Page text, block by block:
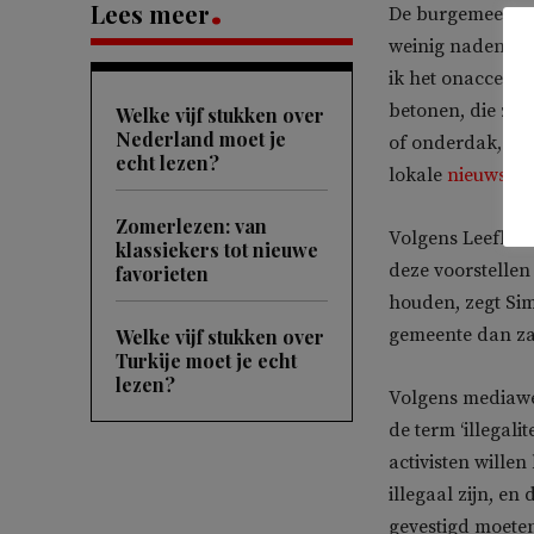
Lees meer
Welke vijf stukken over
Nederland moet je
echt lezen?
Zomerlezen: van
klassiekers tot nieuwe
favorieten
Welke vijf stukken over
Turkije moet je echt
lezen?
De
weinig
ik het
betonen, die
of onderdak,
lokale
Volgens
deze
houden, zegt
gemeente dan
Volgens
de term
activisten
illegaal zijn, en
gevestigd